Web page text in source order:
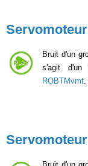
Servomoteur
Bruit d'un
s'agit
ROBTMvmt
Servomoteur